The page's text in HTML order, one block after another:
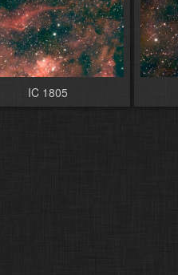
IC 1805